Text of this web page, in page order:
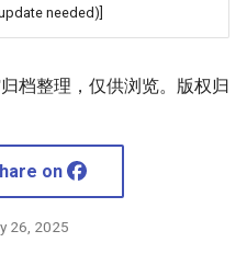
needed)]
档整理，仅供浏览。版权归
on
26, 2025